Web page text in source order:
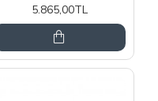
5.865,00TL